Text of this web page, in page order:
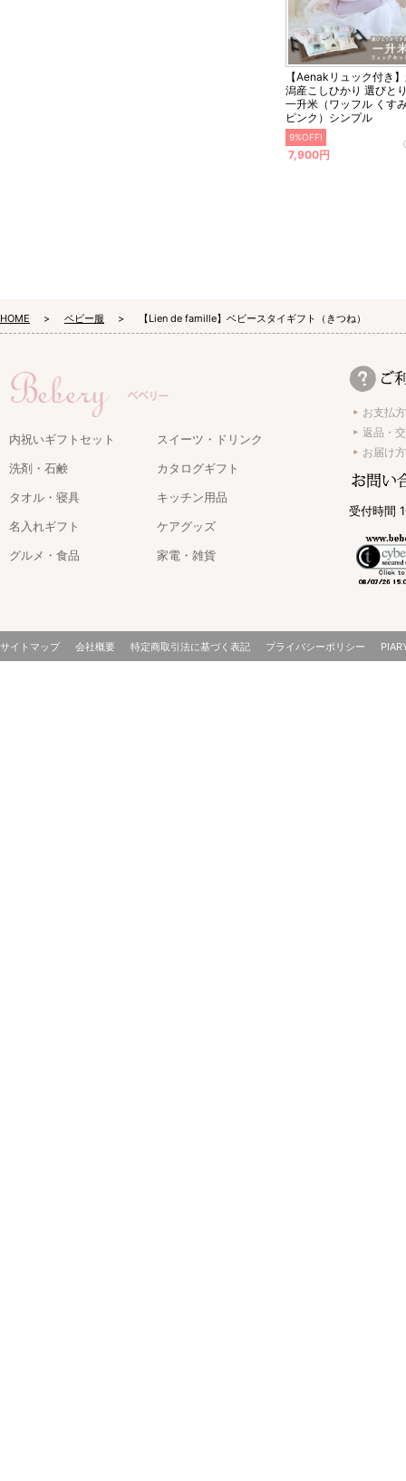
【Aenakリュック付き
潟産こしひかり 選びと
一升米（ワッフル くす
ピンク）シンプル
9%OFF!
7,900円
HOME ベビー服 【Lien de famille】ベビースタイギフト（きつね）
内祝いギフトセット
スイーツ・ドリンク
洗剤・石鹸
カタログギフト
タオル・寝具
キッチン用品
名入れギフト
ケアグッズ
グルメ・食品
家電・雑貨
お支払
返品・
お届け
受付時間
サイトマップ 会社概要 特定商取引法に基づく表記 プライバシーポリシー